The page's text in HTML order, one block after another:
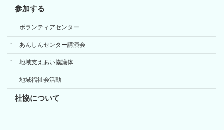
参加する
ボランティアセンター
あんしんセンター講演会
地域支えあい協議体
地域福祉会活動
社協について